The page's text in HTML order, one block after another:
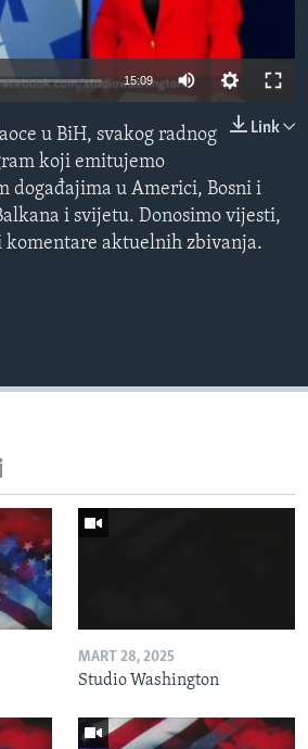
240p 480p
15:09
480p
Link
u BiH, svakog radnog
koji emitujemo
događajima u Americi, Bosni i
i svijetu. Donosimo vijesti,
komentare aktuelnih zbivanja.
MART 28, 2025
Studio Washington